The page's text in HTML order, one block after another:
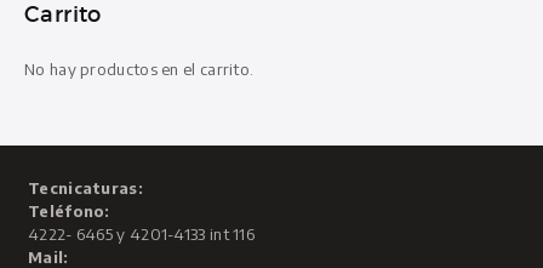
Carrito
No hay productos en el carrito.
Tecnicaturas:
Teléfono:
4222- 6465 y 4201-4133 int 116
Mail: